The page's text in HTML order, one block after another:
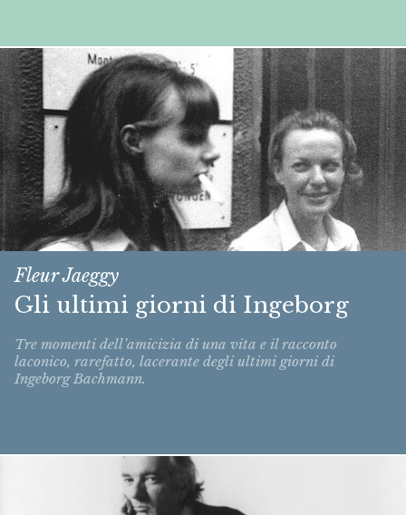
Fleur Jaeggy
Gli ultimi giorni di Ingeborg
Tre momenti dell’amicizia di una vita e il racconto
laconico, rarefatto, lacerante degli ultimi giorni di
Ingeborg Bachmann.